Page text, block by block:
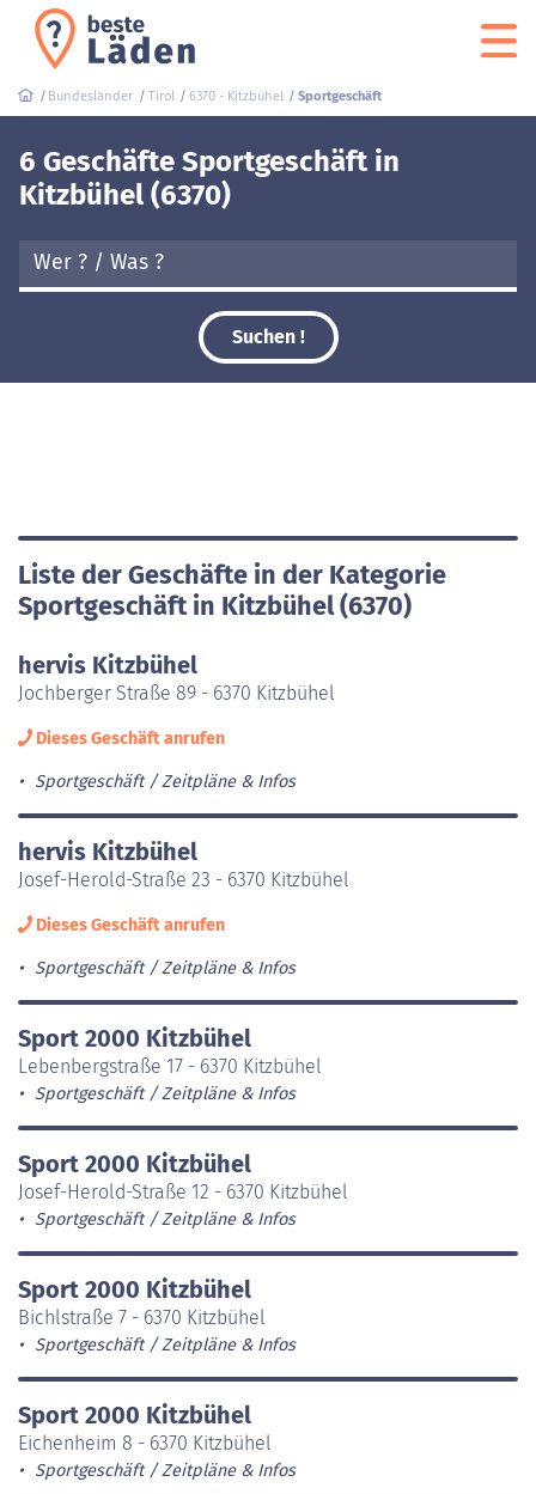
Bundesländer Tirol 6370 - Kitzbühel Sportgeschäft
6 Geschäfte Sportgeschäft in
Kitzbühel (6370)
Suchen !
Liste der Geschäfte in der Kategorie
Sportgeschäft in Kitzbühel (6370)
hervis Kitzbühel
Jochberger Straße 89 - 6370 Kitzbühel
Dieses Geschäft anrufen
Sportgeschäft Zeitpläne & Infos
hervis Kitzbühel
Josef-Herold-Straße 23 - 6370 Kitzbühel
Dieses Geschäft anrufen
Sportgeschäft Zeitpläne & Infos
Sport 2000 Kitzbühel
Lebenbergstraße 17 - 6370 Kitzbühel
Sportgeschäft Zeitpläne & Infos
Sport 2000 Kitzbühel
Josef-Herold-Straße 12 - 6370 Kitzbühel
Sportgeschäft Zeitpläne & Infos
Sport 2000 Kitzbühel
Bichlstraße 7 - 6370 Kitzbühel
Sportgeschäft Zeitpläne & Infos
Sport 2000 Kitzbühel
Eichenheim 8 - 6370 Kitzbühel
Sportgeschäft Zeitpläne & Infos